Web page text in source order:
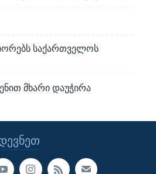
საქართველოს
მხარი დაუჭირა